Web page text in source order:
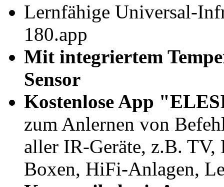
Lernfähige Universal-
180.app
Mit integriertem
Sensor
Kostenlose App
zum Anlernen von
aller IR-Geräte, z.B.
Boxen, HiFi-Anlagen,